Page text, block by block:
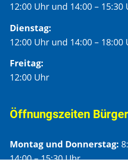
12:00 Uhr und 14:00 – 15:30
12:00 Uhr und 14:00 – 18:00
12:00 Uhr
Öffnungszeiten
Montag und Donnerstag:
14:00 – 15:30 Uhr